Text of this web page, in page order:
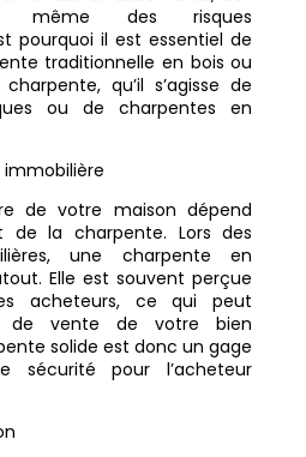
même des risques
pourquoi il est essentiel de
traditionnelle en bois ou
qu’il s’agisse de
ou de charpentes en
immobilière
de votre maison dépend
de la charpente. Lors des
une charpente en
Elle est souvent perçue
acheteurs, ce qui peut
de vente de votre bien
solide est donc un gage
sécurité pour l’acheteur